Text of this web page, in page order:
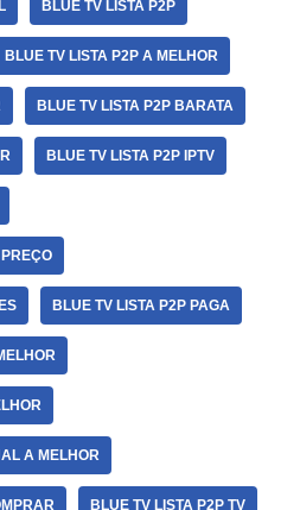
BLUE TV LISTA P2P
BLUE TV LISTA P2P A MELHOR
BLUE TV LISTA P2P BARATA
BLUE TV LISTA P2P IPTV
BLUE TV LISTA P2P PAGA
A MELHOR
BLUE TV LISTA P2P TV